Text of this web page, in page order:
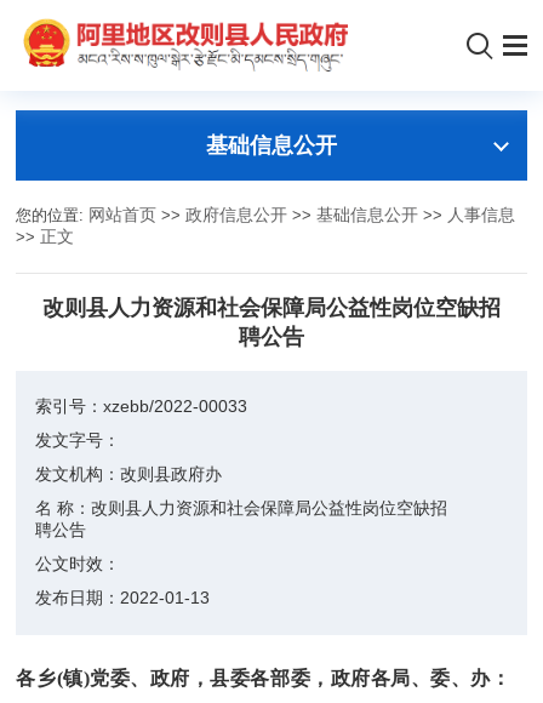
基础信息公开
您的位置: 网站首页 >>政府信息公开 >>基础信息公开 >> 人事信息
>> 正文
改则县人力资源和社会保障局公益性岗位空缺招
聘公告
索引号：xzebb/2022-00033
发文字号：
发文机构：改则县政府办
名 称：改则县人力资源和社会保障局公益性岗位空缺招
聘公告
公文时效：
发布日期： 2022-01-13
各乡(镇)党委、政府，县委各部委，政府各局、委、办：